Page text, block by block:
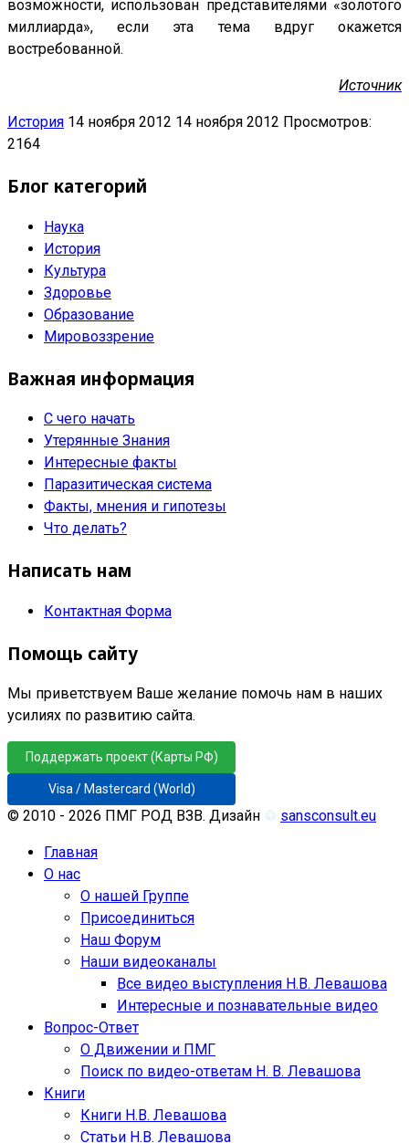
возможности, использован представителями «золотого
миллиарда», если эта тема вдруг окажется
востребованной.
Источник
История 14 ноября 2012 14 ноября 2012 Просмотров:
2164
Блог категорий
Наука
История
Культура
Здоровье
Образование
Мировоззрение
Важная информация
С чего начать
Утерянные Знания
Интересные факты
Паразитическая система
Факты, мнения и гипотезы
Что делать?
Написать нам
Контактная Форма
Помощь сайту
Мы приветствуем Ваше желание помочь нам в наших
усилиях по развитию сайта.
Поддержать проект (Карты РФ)
Visa / Mastercard (World)
© 2010 - 2026 ПМГ РОД ВЗВ. Дизайн ♲ sansconsult.eu
Главная
О нас
О нашей Группе
Присоединиться
Наш Форум
Наши видеоканалы
Все видео выступления Н.В. Левашова
Интересные и познавательные видео
Вопрос-Ответ
О Движении и ПМГ
Поиск по видео-ответам Н. В. Левашова
Книги
Книги Н.В. Левашова
Статьи Н.В. Левашова